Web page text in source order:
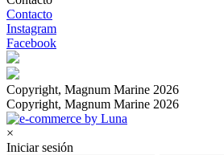
Contacto
Instagram
Facebook
Copyright, Magnum Marine 2026
Copyright, Magnum Marine 2026
×
Iniciar sesión